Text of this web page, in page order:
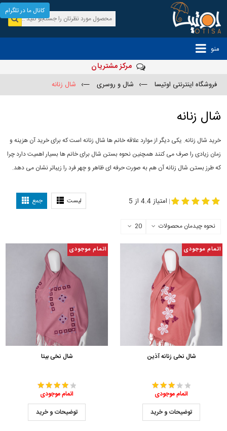
منو
مرکز مشتریان
فروشگاه اینترنتی اوتیسا —› شال و روسری —› شال زنانه
شال زنانه
خرید شال زنانه. یکی دیگر از موارد علاقه خانم ها شال زنانه است که برای خرید آن هزینه و
زمان زیادی را صرف می کنند همچنین نحوه بستن شال برای خانم ها بسیار اهمیت دارد چرا
که طرز بستن شال زنانه آن هم به صورت حرفه ای ظاهر و چهر فرد را زیباتر نشان می دهد.
لیست جمع | امتیاز 4.4 از 5
نحوه چیدمان محصولات 20
اتمام موجودی
شال نخی زنانه آذین
اتمام موجودی
توضیحات و خرید
اتمام موجودی
شال نخی بیتا
اتمام موجودی
توضیحات و خرید
کانال ما در تلگرام